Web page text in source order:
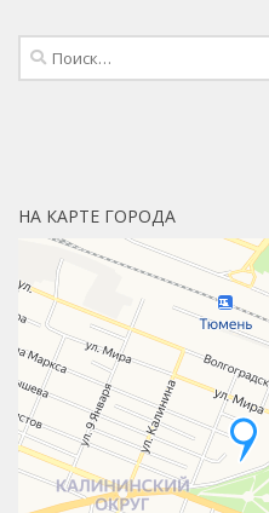
Найти:
НА КАРТЕ ГОРОДА